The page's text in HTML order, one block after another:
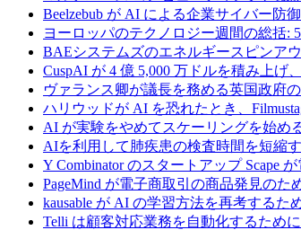
Beelzebub が AI による企業サイバー防
ヨーロッパのテクノロジー週間の総括:
BAEシステムズのエネルギースピンア
CuspAI が 4 億 5,000 万ドルを積み上げ
ヴァランス卿が議長を務める英国政府
ハリウッドが AI を恐れたとき、
AI が実験をやめてスケーリングを始め
AIを利用して肺疾患の検査時間を短縮
Y Combinator のスタートアップ Scape
PageMind が電子商取引の商品発見の
kausable が AI の学習方法を再考するた
Telli は顧客対応業務を自動化するため